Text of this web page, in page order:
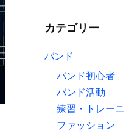
カテゴリー
バンド
バンド初心者
バンド活動
練習・トレー
ファッション